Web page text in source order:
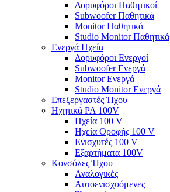
Δορυφόροι Παθητικοί
Subwoofer Παθητικά
Monitor Παθητικά
Studio Monitor Παθητικά
Ενεργά Ηχεία
Δορυφόροι Ενεργοί
Subwoofer Ενεργά
Monitor Ενεργά
Studio Monitor Ενεργά
Επεξεργαστές Ήχου
Ηχητικά PA 100V
Ηχεία 100 V
Ηχεία Οροφής 100 V
Ενισχυτές 100 V
Εξαρτήματα 100V
Κονσόλες Ήχου
Αναλογικές
Αυτοενισχυόμενες